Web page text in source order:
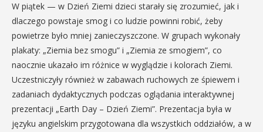
W piątek — w Dzień Ziemi dzieci starały się zrozumieć, jak i
dlaczego powstaje smog i co ludzie powinni robić, żeby
powietrze było mniej zanieczyszczone. W grupach wykonały
plakaty: „Ziemia bez smogu” i „Ziemia ze smogiem”, co
naocznie ukazało im różnice w wyglądzie i kolorach Ziemi.
Uczestniczyły również w zabawach ruchowych ze śpiewem i
zadaniach dydaktycznych podczas oglądania interaktywnej
prezentacji „Earth Day – Dzień Ziemi”. Prezentacja była w
języku angielskim przygotowana dla wszystkich oddziałów, a w